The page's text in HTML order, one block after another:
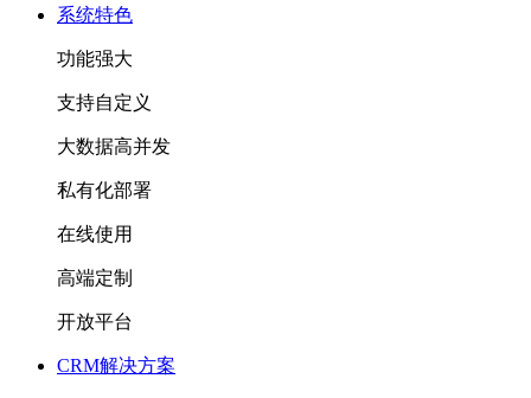
系统特色
功能强大
支持自定义
大数据高并发
私有化部署
在线使用
高端定制
开放平台
CRM解决方案